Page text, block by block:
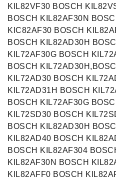
KIL82VF30 BOSCH
BOSCH KIL82AF30N
KIC82AF30 BOSCH
BOSCH KIL82AD30H
KIL72AF30G BOSCH
BOSCH
KIL72AD30 BOSCH
KIL72AD31H BOSCH
BOSCH KIL72AF30G
KIL72SD30 BOSCH
BOSCH KIL82AD30H
KIL82AD40 BOSCH
BOSCH KIL82AF304
KIL82AF30N BOSCH
KIL82AFF0 BOSCH